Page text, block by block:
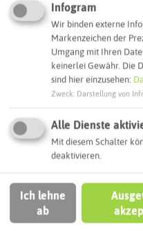
Infogram
Wir binden externe
Markenzeichen der
Umgang mit Ihren
keinerlei Gewähr. Die
sind hier einzusehen:
Zweck Darstellung von
Alle Dienste
Mit diesem Schalter
deaktivieren.
Ich lehne
ab